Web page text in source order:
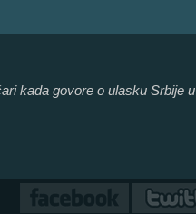
kada govore o ulasku Srbije u